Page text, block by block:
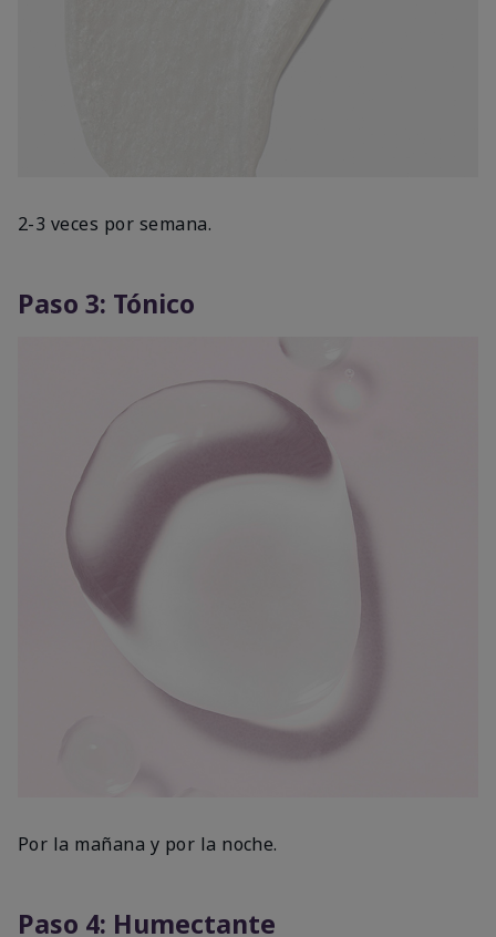
2-3 veces por semana.
Paso 3: Tónico
Por la mañana y por la noche.
Paso 4: Humectante